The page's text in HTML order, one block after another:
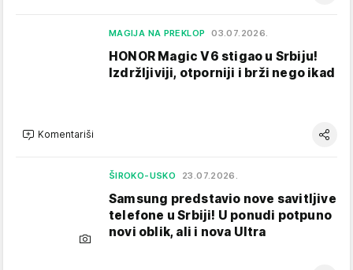
MAGIJA NA PREKLOP 03.07.2026.
HONOR Magic V6 stigao u Srbiju!
Izdržljiviji, otporniji i brži nego ikad
Komentariši
ŠIROKO-USKO 23.07.2026.
Samsung predstavio nove savitljive
telefone u Srbiji! U ponudi potpuno
novi oblik, ali i nova Ultra